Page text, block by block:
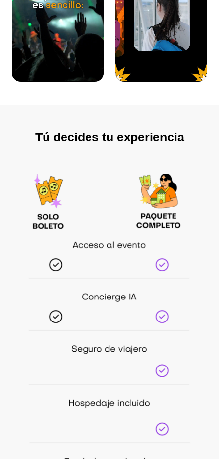
Tú decides tu experiencia